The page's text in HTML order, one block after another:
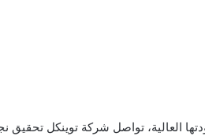
العالية، تواصل شركة توينكل تحقيق